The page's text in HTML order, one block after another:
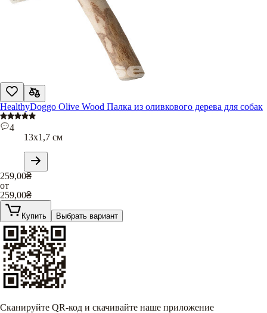
HealthyDoggo Olive Wood Палка из оливкового дерева для собак
4
13х1,7 см
259,00₴
от
259,00₴
Купить Выбрать вариант
Сканируйте QR-код и скачивайте наше приложение